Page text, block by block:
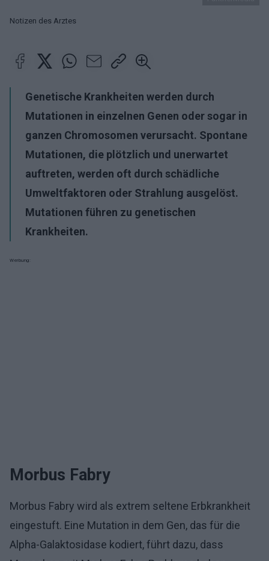
Notizen des Arztes
Genetische Krankheiten werden durch
Mutationen in einzelnen Genen oder sogar in
ganzen Chromosomen verursacht. Spontane
Mutationen, die plötzlich und unerwartet
auftreten, werden oft durch schädliche
Umweltfaktoren oder Strahlung ausgelöst.
Mutationen führen zu genetischen
Krankheiten.
Werbung:
Morbus Fabry
Morbus Fabry wird als extrem seltene Erbkrankheit
eingestuft. Eine Mutation in dem Gen, das für die
Alpha-Galaktosidase kodiert, führt dazu, dass